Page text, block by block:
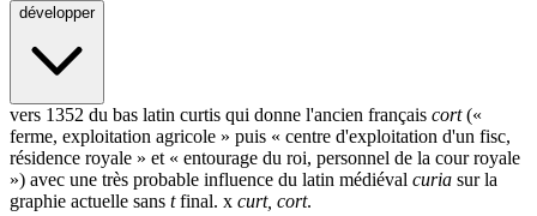
développer
vers 1352 du bas latin curtis qui donne l'ancien français cort(«
ferme, exploitation agricole » puis « centre d'exploitation d'un fisc,
résidence royale » et « entourage du roi, personnel de la cour royale
») avec une très probable influence du latin médiéval curia sur la
graphie actuelle sans tfinal. x curt, cort.